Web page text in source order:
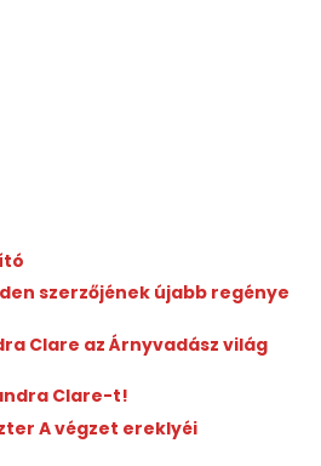
szerzőjének újabb regénye
Clare az Árnyvadász világ
Clare-t!
A végzet ereklyéi